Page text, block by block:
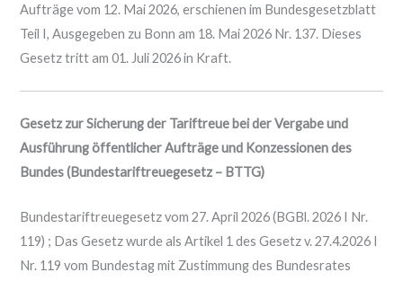
Aufträge vom 12. Mai 2026, erschienen im Bundesgesetzblatt
Teil I, Ausgegeben zu Bonn am 18. Mai 2026 Nr. 137. Dieses
Gesetz tritt am 01. Juli 2026 in Kraft.
Gesetz zur Sicherung der Tariftreue bei der Vergabe und
Ausführung öffentlicher Aufträge und Konzessionen des
Bundes (Bundestariftreuegesetz – BTTG)
Bundestariftreuegesetz vom 27. April 2026 (BGBl. 2026 I Nr.
119) ; Das Gesetz wurde als Artikel 1 des Gesetz v. 27.4.2026 I
Nr. 119 vom Bundestag mit Zustimmung des Bundesrates